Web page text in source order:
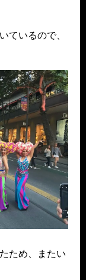
ているので、
ため、またい